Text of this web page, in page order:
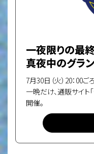
一夜限りの最
真夜中のグラ
7月30日（火）20：00
一晩だけ、通販サイト
開催。